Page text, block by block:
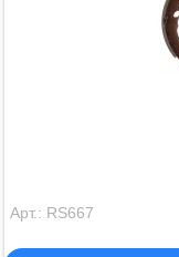
Арт.: RS667